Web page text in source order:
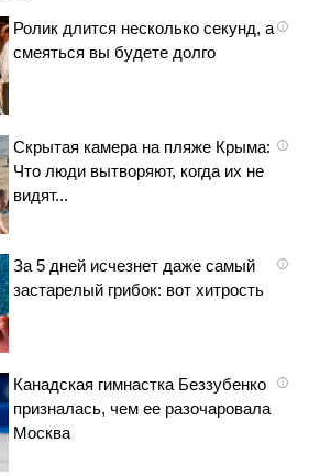
i
Ролик длится несколько секунд, а
смеяться вы будете долго
i
Скрытая камера на пляже Крыма:
Что люди вытворяют, когда их не
видят...
i
За 5 дней исчезнет даже самый
застарелый грибок: вот хитрость
i
Канадская гимнастка Беззубенко
призналась, чем ее разочаровала
Москва